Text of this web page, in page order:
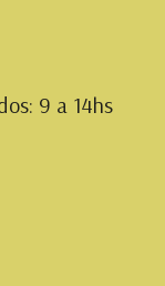
9 a 14hs